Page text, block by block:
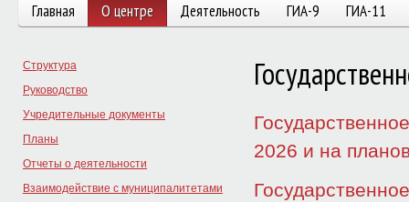
Главная О центре Деятельность ГИА-9 ГИА-11
Структура
Руководство
Учредительные документы
Планы
Отчеты о деятельности
Взаимодействие с муниципалитетами
2026 и на